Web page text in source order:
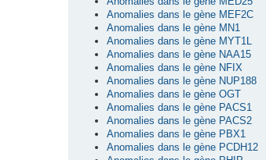
Anomalies dans le gène MEF2C
Anomalies dans le gène MN1
Anomalies dans le gène MYT1L
Anomalies dans le gène NAA15
Anomalies dans le gène NFIX
Anomalies dans le gène NUP188
Anomalies dans le gène OGT
Anomalies dans le gène PACS1
Anomalies dans le gène PACS2
Anomalies dans le gène PBX1
Anomalies dans le gène PCDH12